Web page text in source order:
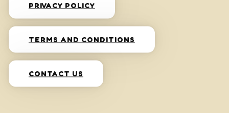
PRIVACY POLICY
TERMS AND CONDITIONS
CONTACT US